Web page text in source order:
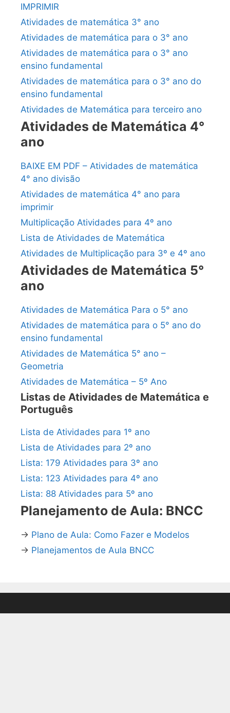
IMPRIMIR
Atividades de matemática 3° ano
Atividades de matemática para o 3° ano
Atividades de matemática para o 3° ano
ensino fundamental
Atividades de matemática para o 3° ano do
ensino fundamental
Atividades de Matemática para terceiro ano
Atividades de Matemática 4°
ano
BAIXE EM PDF – Atividades de matemática
4° ano divisão
Atividades de matemática 4° ano para
imprimir
Multiplicação Atividades para 4º ano
Lista de Atividades de Matemática
Atividades de Multiplicação para 3º e 4º ano
Atividades de Matemática 5°
ano
Atividades de Matemática Para o 5° ano
Atividades de matemática para o 5° ano do
ensino fundamental
Atividades de Matemática 5° ano –
Geometria
Atividades de Matemática – 5º Ano
Listas de Atividades de Matemática e
Português
Lista de Atividades para 1º ano
Lista de Atividades para 2º ano
Lista: 179 Atividades para 3º ano
Lista: 123 Atividades para 4º ano
Lista: 88 Atividades para 5º ano
Planejamento de Aula: BNCC
→ Plano de Aula: Como Fazer e Modelos
→ Planejamentos de Aula BNCC